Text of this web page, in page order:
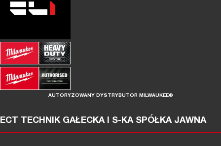
AUTORYZOWANY DYSTRYBUTOR MILWAUKEE®
ECT TECHNIK GAŁECKA I S-KA SPÓŁKA JAWNA